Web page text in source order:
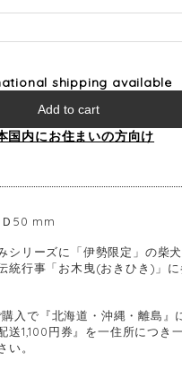
shipping available
Add to cart
国内にお住まいの方向け
50 mm
シリーズに「伊勢限定」の柴犬
統行事「お木曳(おきひき)」
入で『北海道・沖縄・離島』
送1,100円券』を一住所につき
い。